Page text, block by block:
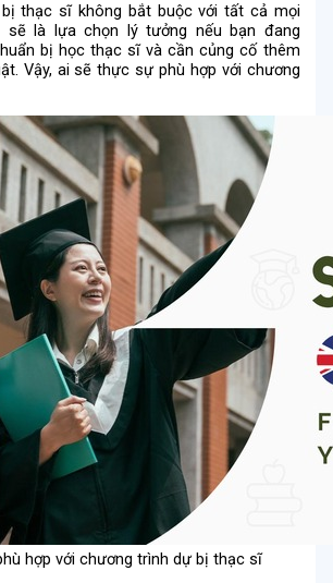
thạc sĩ không bắt buộc với tất cả mọi
sẽ là lựa chọn lý tưởng nếu bạn đang
bị học thạc sĩ và cần củng cố thêm
Vậy, ai sẽ thực sự phù hợp với chương
hợp với chương trình dự bị thạc sĩ